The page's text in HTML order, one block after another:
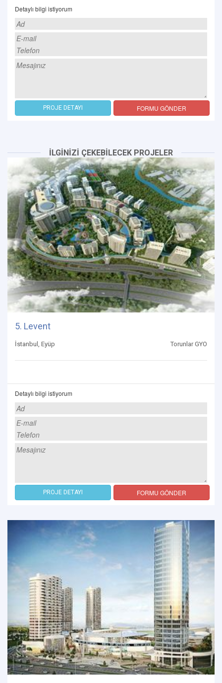
Detaylı bilgi istiyorum
PROJE DETAYI FORMU GÖNDER
İLGİNİZİ ÇEKEBİLECEK PROJELER
5. Levent
İstanbul, Eyüp Torunlar GYO
Detaylı bilgi istiyorum
PROJE DETAYI FORMU GÖNDER